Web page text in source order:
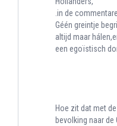
.in de
Géén greintje
altijd maar
een egoïstisch
Hoe zit dat met
bevolking naar